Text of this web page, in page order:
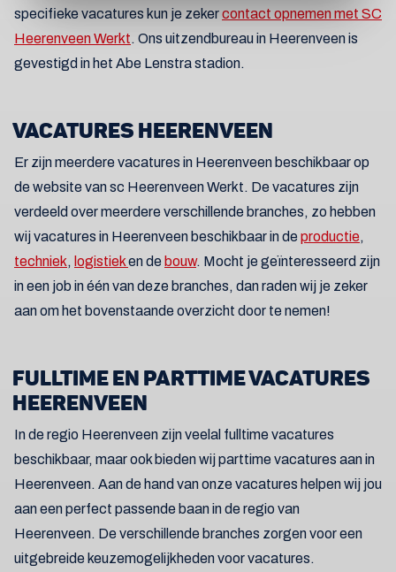
specifieke vacatures kun je zekercontact opnemen met SC
Heerenveen Werkt. Ons uitzendbureau in Heerenveen is
gevestigd in het Abe Lenstra stadion.
VACATURES HEERENVEEN
Er zijn meerdere vacatures in Heerenveen beschikbaar op
de website van sc Heerenveen Werkt. De vacatures zijn
verdeeld over meerdere verschillende branches, zo hebben
wij vacatures in Heerenveen beschikbaar in deproductie,
techniek, logistieken de bouw. Mocht je geïnteresseerd zijn
in een job in één van deze branches, dan raden wij je zeker
aan om het bovenstaande overzicht door te nemen!
FULLTIME EN PARTTIME VACATURES
HEERENVEEN
In de regio Heerenveen zijn veelal fulltime vacatures
beschikbaar, maar ook bieden wij parttime vacatures aan in
Heerenveen. Aan de hand van onze vacatures helpen wij jou
aan een perfect passende baan in de regio van
Heerenveen. De verschillende branches zorgen voor een
uitgebreide keuzemogelijkheden voor vacatures.